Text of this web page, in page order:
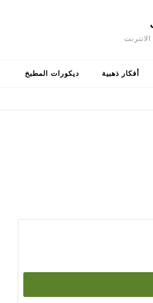
أفكار ذهبية ديكورات المطبخ